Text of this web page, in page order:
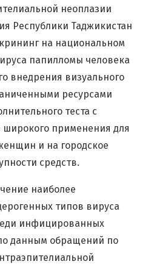
неоплазии
Республики Таджикистан
на национальном
папилломы человека
внедрения визуального
ресурсами
теста с
широкого применения для
и на городское
средств.
наиболее
типов вируса
инфицированных
данным обращений по